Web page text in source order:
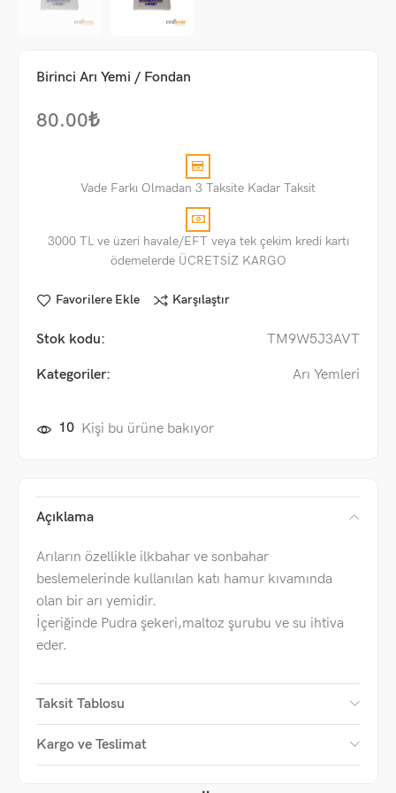
Birinci Arı Yemi / Fondan
80.00₺
Vade Farkı Olmadan 3 Taksite Kadar Taksit
3000 TL ve üzeri havale/EFT veya tek çekim kredi kartı
ödemelerde ÜCRETSİZ KARGO
Favorilere Ekle Karşılaştır
Stok kodu: TM9W5J3AVT
Kategoriler: Arı Yemleri
10 Kişi bu ürüne bakıyor
Açıklama
Arıların özellikle ilkbahar ve sonbahar
beslemelerinde kullanılan katı hamur kıvamında
olan bir arı yemidir.
İçeriğinde Pudra şekeri,maltoz şurubu ve su ihtiva
eder.
Taksit Tablosu
Kargo ve Teslimat